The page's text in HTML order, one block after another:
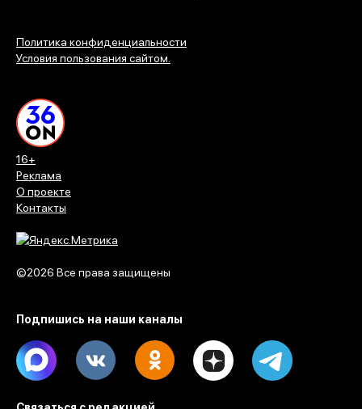
16+
Реклама
О проекте
Контакты
©2026 Все права защищены
Политика конфиденциальности
Условия пользования сайтом.
Подпишись на наши каналы
Max Dzen